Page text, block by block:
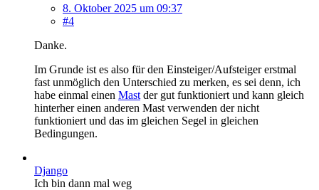
8. Oktober 2025 um 09:37
#4
Danke.
Im Grunde ist es also für den Einsteiger/Aufsteiger erstmal
fast unmöglich den Unterschied zu merken, es sei denn, ich
habe einmal einen Mast der gut funktioniert und kann gleich
hinterher einen anderen Mast verwenden der nicht
funktioniert und das im gleichen Segel in gleichen
Bedingungen.
Django
Ich bin dann mal weg